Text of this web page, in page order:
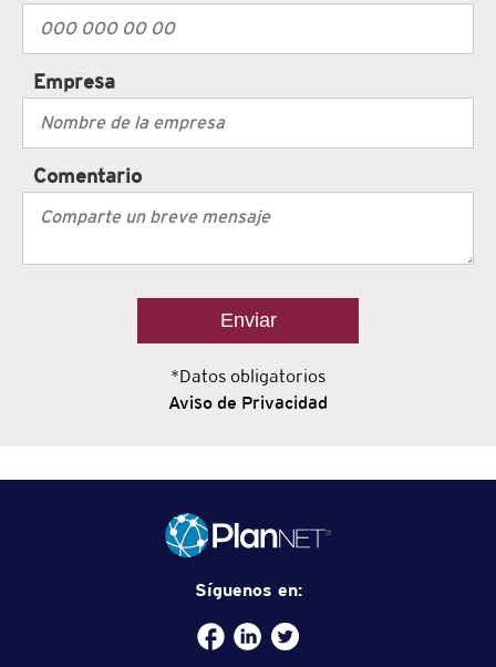
Empresa
Comentario
*Datos obligatorios
Aviso de Privacidad
Síguenos en:
Facebook
plannet-
service
/twitter.com/plannetmx